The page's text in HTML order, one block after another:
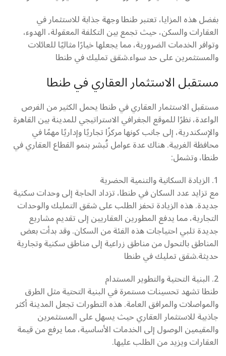
بفضل هذه المزايا، تعتبر طنطا وجهة جذابة للاستثمار في
العقارات والسكن، حيث تجمع بين التكلفة المعقولة، الهدوء،
وتوافر الخدمات الضرورية، مما يجعلها خيارًا مثاليًا للعائلات
والمستثمرين على حد سواء.شقق تمليك في طنطا
مستقبل الاستثمار العقاري في طنطا
مستقبل الاستثمار العقاري في طنطا يحمل الكثير من الفرص
الواعدة، نظرًا للموقع الجغرافي الاستراتيجي للمدينة بين القاهرة
والإسكندرية، إلى جانب كونها مركزًا تجاريًا وإداريًا مهمًا في
محافظة الغربية. هناك عدة عوامل تُبشر بنمو القطاع العقاري في
طنطا، وتشمل:
1. الزيادة السكانية والتنمية الحضرية
مع تزايد عدد السكان في طنطا، تزداد الحاجة إلى وحدات سكنية
جديدة. هذه الزيادة تحفز الطلب على شقق التمليك والوحدات
التجارية، مما يدفع المطورين العقاريين إلى تقديم مشاريع
جديدة تلبي احتياجات هذه الفئة من السكان. وقد بدأت بعض
المناطق بالتحول من مناطق زراعية إلى مناطق سكنية وتجارية
حديثة.شقق تمليك في طنطا
2. البنية التحتية والتطوير المستدام
طنطا تشهد تحسينات مستمرة في البنية التحتية مثل الطرق
والمواصلات والمرافق العامة. هذه التطورات تجعل المدينة أكثر
جاذبية للاستثمار العقاري حيث يسهل على المستثمرين
والمقيمين الوصول إلى الخدمات الأساسية، مما يرفع من قيمة
العقارات ويزيد من الطلب عليها.